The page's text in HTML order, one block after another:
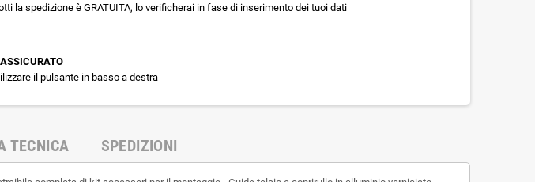
la spedizione è GRATUITA, lo verificherai in fase di inserimento dei tuoi dati
il pulsante in basso a destra
TECNICA SPEDIZIONI